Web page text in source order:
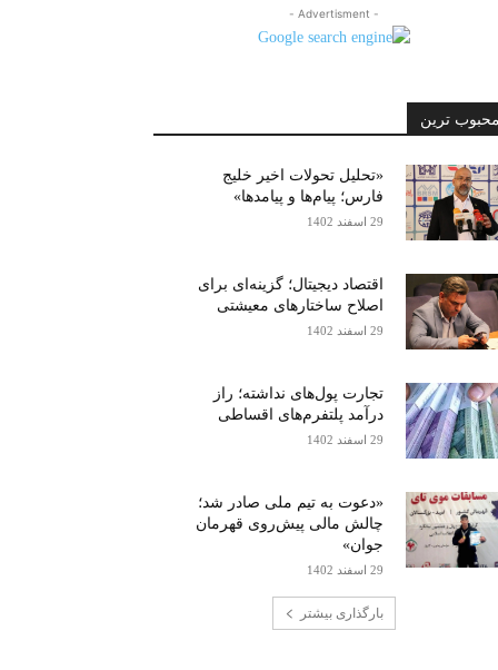
- Advertisment -
محبوب ترین
«تحلیل تحولات اخیر خلیج
فارس؛ پیام‌ها و پیامدها»
29 اسفند 1402
اقتصاد دیجیتال؛ گزینه‌ای برای
اصلاح ساختارهای معیشتی
29 اسفند 1402
تجارت پول‌های نداشته؛ راز
درآمد پلتفرم‌های اقساطی
29 اسفند 1402
«دعوت به تیم ملی صادر شد؛
چالش مالی پیش‌روی قهرمان
جوان»
29 اسفند 1402
بارگذاری بیشتر